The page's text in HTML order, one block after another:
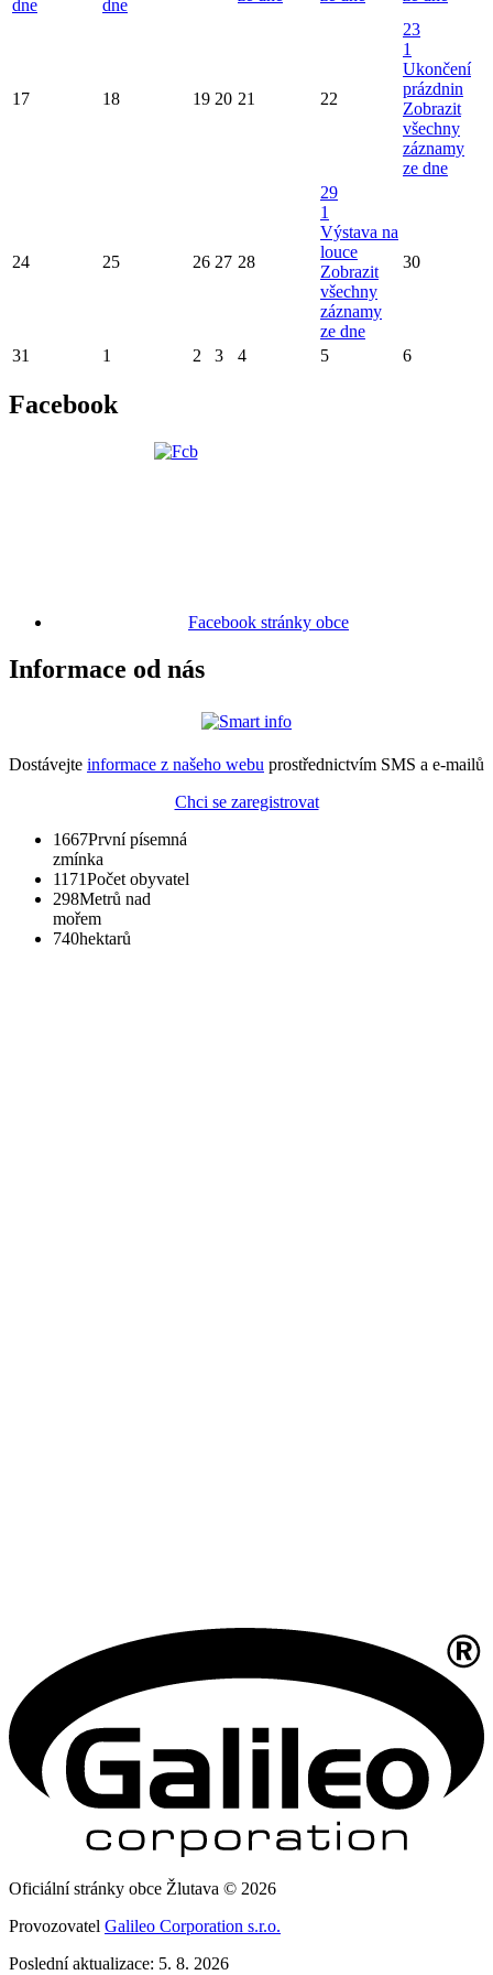
dne
dne
17 18 19 20 21 22
23
1
Ukončení
prázdnin
Zobrazit
všechny
záznamy
ze dne
24 25 26 27 28
29
1
Výstava na
louce
Zobrazit
všechny
záznamy
ze dne
30
31 1 2 3 4 5 6
Facebook
Facebook stránky obce
Informace od nás
Dostávejte informace z našeho webu prostřednictvím SMS a e-mailů
Chci se zaregistrovat
1667První písemná
zmínka
1171Počet obyvatel
298Metrů nad
mořem
740hektarů
Oficiální stránky obce Žlutava © 2026
Provozovatel Galileo Corporation s.r.o.
Poslední aktualizace: 5. 8. 2026